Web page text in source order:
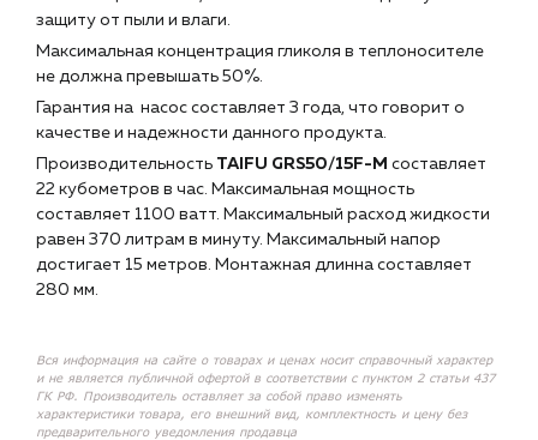
защиту от пыли и влаги.
Максимальная концентрация гликоля в теплоносителе
не должна превышать 50%.
Гарантия на насос составляет 3 года, что говорит о
качестве и надежности данного продукта.
Производительность TAIFU GRS50/15F-M составляет
22 кубометров в час. Максимальная мощность
составляет 1100 ватт. Максимальный расход жидкости
равен 370 литрам в минуту. Максимальный напор
достигает 15 метров. Монтажная длинна составляет
280 мм.
Вся информация на сайте о товарах и ценах носит справочный характер
и не является публичной офертой в соответствии с пунктом 2 статьи 437
ГК РФ. Производитель оставляет за собой право изменять
характеристики товара, его внешний вид, комплектность и цену без
предварительного уведомления продавца